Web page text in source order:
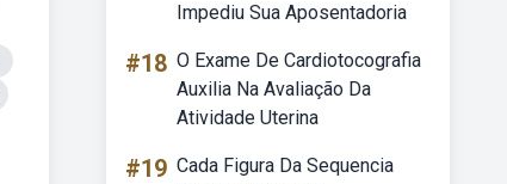
Impediu Sua Aposentadoria
#18 O Exame De Cardiotocografia
Auxilia Na Avaliação Da
Atividade Uterina
#19 Cada Figura Da Sequencia